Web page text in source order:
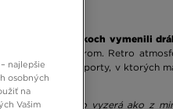
no už v 70. rokoch vymenili
so streetwearom. Retro
olympijské športy, v ktorých
preto všetko, čo vyzerá ako z
najlepšie
osobných
na
Vašim